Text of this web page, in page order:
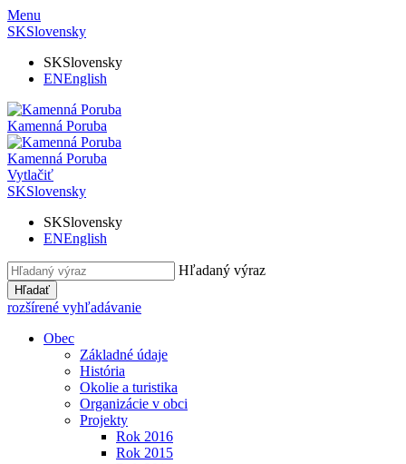
Menu
SKSlovensky
SKSlovensky
ENEnglish
Kamenná Poruba
Kamenná Poruba
Vytlačiť
SKSlovensky
SKSlovensky
ENEnglish
Hľadaný výraz
Hľadať
rozšírené vyhľadávanie
Obec
Základné údaje
História
Okolie a turistika
Organizácie v obci
Projekty
Rok 2016
Rok 2015